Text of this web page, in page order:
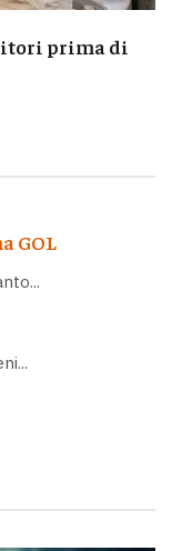
prima di
GOL